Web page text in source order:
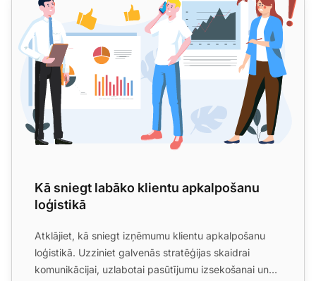
Kā sniegt labāko klientu apkalpošanu
loģistikā
Atklājiet, kā sniegt izņēmumu klientu apkalpošanu
loģistikā. Uzziniet galvenās stratēģijas skaidrai
komunikācijai, uzlabotai pasūtījumu izsekošanai un